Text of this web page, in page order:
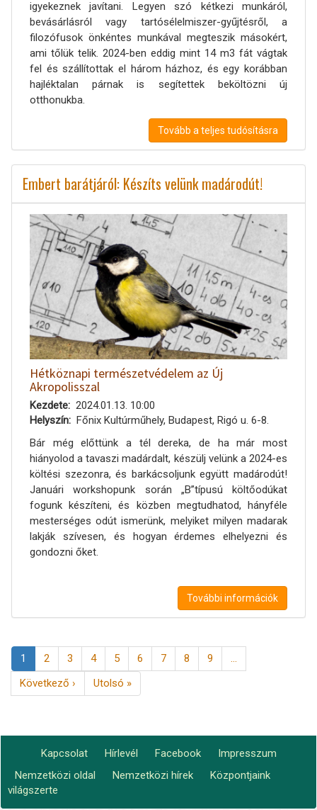
igyekeznek javítani. Legyen szó kétkezi munkáról,
bevásárlásról vagy tartósélelmiszer-gyűjtésről, a
filozófusok önkéntes munkával megteszik másokért,
ami tőlük telik. 2024-ben eddig mint 14 m3 fát vágtak
fel és szállítottak el három házhoz, és egy korábban
hajléktalan párnak is segítettek beköltözni új
otthonukba.
Tovább a teljes tudósításra
Embert barátjáról: Készíts velünk madárodút!
Hétköznapi természetvédelem az Új
Akropolisszal
Kezdete
2024.01.13. 10:00
Helyszín
Főnix Kultúrműhely, Budapest, Rigó u. 6-8.
Bár még előttünk a tél dereka, de ha már most
hiányolod a tavaszi madárdalt, készülj velünk a 2024-es
költési szezonra, és barkácsoljunk együtt madárodút!
Januári workshopunk során „B”típusú költőodúkat
fogunk készíteni, és közben megtudhatod, hányféle
mesterséges odút ismerünk, melyiket milyen madarak
lakják szívesen, és hogyan érdemes elhelyezni és
gondozni őket.
További információk
Oldalszámozás
Jelenlegi
oldal
1 Page
2 Page
3 Page
4 Page
5 Page
6 Page
7 Page
8 Page
9
…
Következő
oldal
Következő ›
Utolsó
oldal
Utolsó »
Footer
menu
Kapcsolat Hírlevél Facebook Impresszum
Lábléc2
Nemzetközi oldal Nemzetközi hírek
Központjaink
világszerte